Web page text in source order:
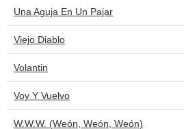
Una Aguja En Un Pajar
Viejo Diablo
Volantin
Voy Y Vuelvo
W.W.W. (Weón, Weón, Weón)